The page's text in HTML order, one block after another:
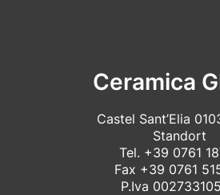
Ceramica
Castel Sant’Elia
Standort
Tel. +39 0761
Fax +39 0761
P.Iva